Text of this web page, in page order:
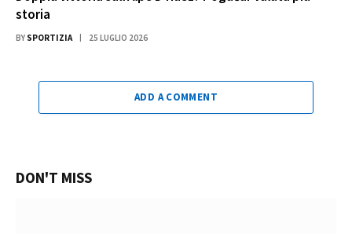
storia
BY SPORTIZIA 25 LUGLIO 2026
ADD A COMMENT
DON'T MISS